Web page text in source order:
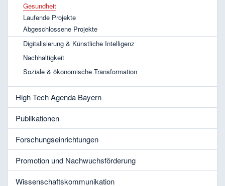
Gesundheit
Laufende Projekte
Abgeschlossene Projekte
Digitalisierung & Künstliche Intelligenz
Nachhaltigkeit
Soziale & ökonomische Transformation
High Tech Agenda Bayern
Publikationen
Forschungseinrichtungen
Promotion und Nachwuchsförderung
Wissenschaftskommunikation